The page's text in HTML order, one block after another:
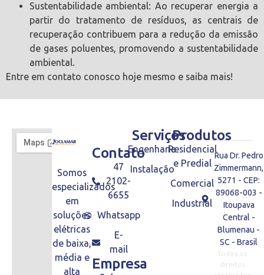
Sustentabilidade ambiental: Ao recuperar energia a
partir do tratamento de resíduos, as centrais de
recuperação contribuem para a redução da emissão
de gases poluentes, promovendo a sustentabilidade
ambiental.
Entre em contato conosco hoje mesmo e saiba mais!
Somos
especializados
em
soluções
elétricas
de baixa,
média e
alta
Contato
47
2102-
6655
Whatsapp
E-
mail
Empresa
Produtos
Residencial
e Predial
Comercial
Industrial
Serviços
Engenharia
Instalação
Rua Dr. Pedro
Zimmermann,
5271 - CEP:
89068-003 -
Itoupava
Central -
Blumenau -
SC - Brasil
Todos os
direitos